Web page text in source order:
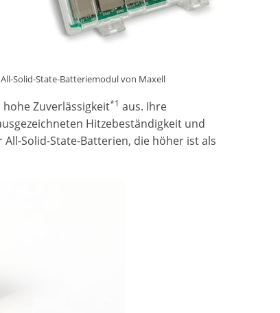
Solid-State-Batteriemodul von Maxell
Zuverlässigkeit*1 aus. Ihre
Hitzebeständigkeit und
All-Solid-State-Batterien, die höher ist als